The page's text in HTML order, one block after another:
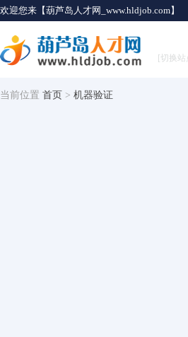
欢迎您来【葫芦岛人才网_www.hldjob.com】
[切换站
当前位置 首页 > 机器验证